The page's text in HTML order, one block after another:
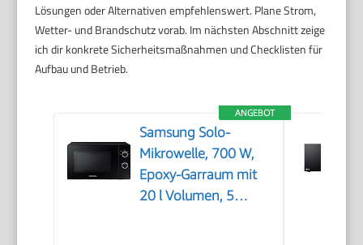
Lösungen oder Alternativen empfehlenswert. Plane Strom,
Wetter- und Brandschutz vorab. Im nächsten Abschnitt zeige
ich dir konkrete Sicherheitsmaßnahmen und Checklisten für
Aufbau und Betrieb.
ANGEBOT
Samsung Solo-
Mikrowelle, 700 W,
Epoxy-Garraum mit
20 l Volumen, 5